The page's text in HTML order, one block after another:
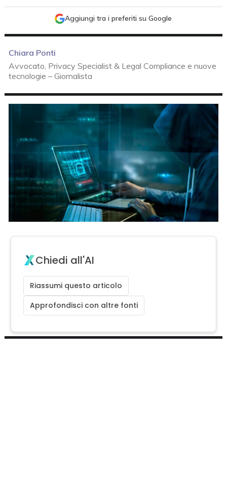
Aggiungi tra i preferiti su Google
Chiara Ponti
Avvocato, Privacy Specialist & Legal Compliance e nuove
tecnologie – Giornalista
Chiedi all'AI
Riassumi questo articolo
Approfondisci con altre fonti